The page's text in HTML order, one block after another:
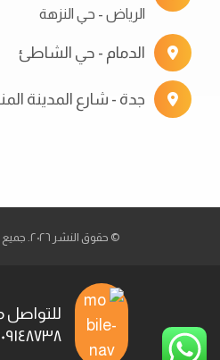
الرياض - حي النزهة
الدمام - حي الشاطئ
جدة - شارع المدينة
© حقوق النشر ٢٠٢٦. جميع الحقوق محفوظة.
للتواصل